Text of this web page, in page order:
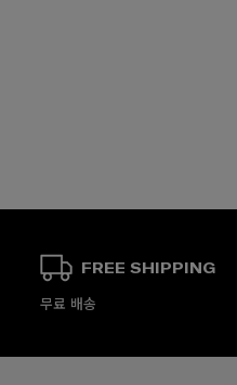
FREE SHIPPING
무료 배송